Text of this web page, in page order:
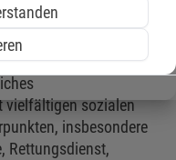
auf Minijobbasis, ab
vielfältigen sozialen
insbesondere
Rettungsdienst,